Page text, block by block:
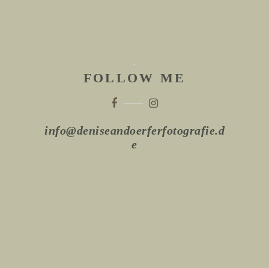
FOLLOW ME
info@deniseandoerferfotografie.d
e